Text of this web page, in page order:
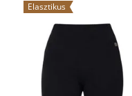
Elasztikus